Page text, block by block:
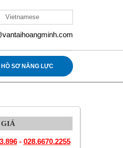
Vietnamese
HỒ SƠ NĂNG LỰC
- 028.6670.2255